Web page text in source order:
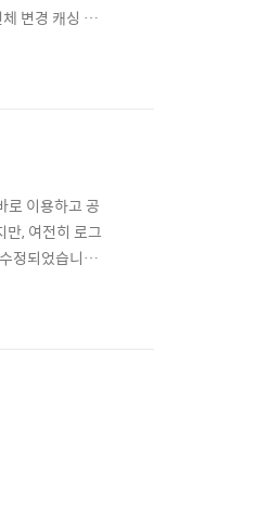
변경 캐싱 서
페이지 디자
이용하고 공
, 여전히 로그
정되었습니다.
경우는 팝업창